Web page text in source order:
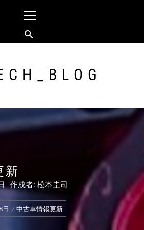
イ
ン
メ
ュ
ー
新
作成者: 松本圭司
日 中古車情報更新